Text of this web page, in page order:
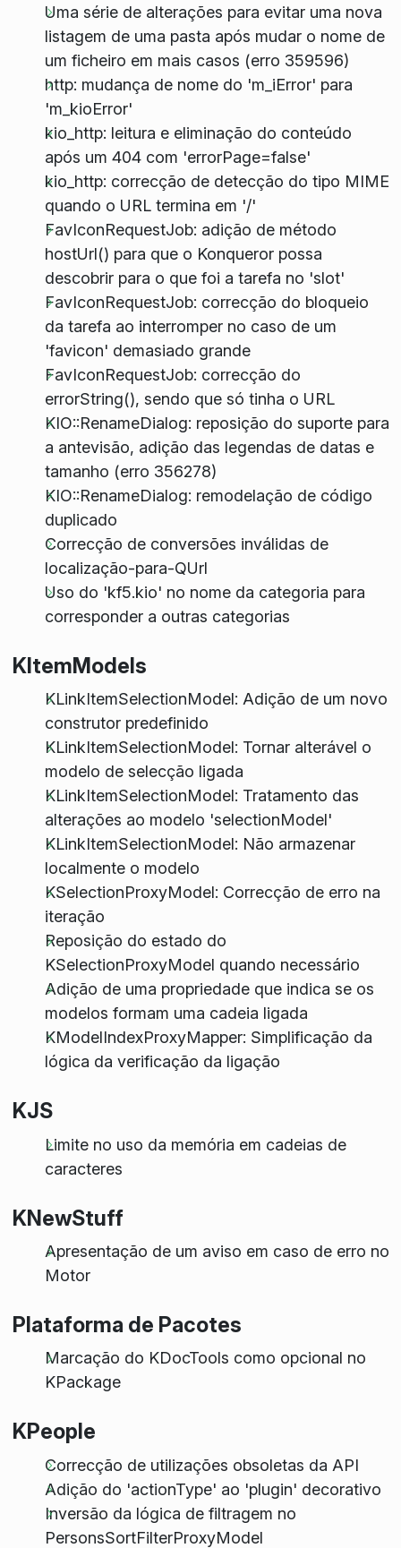
Uma série de alterações para evitar uma nova
listagem de uma pasta após mudar o nome de
um ficheiro em mais casos (erro 359596)
http: mudança de nome do 'm_iError' para
'm_kioError'
kio_http: leitura e eliminação do conteúdo
após um 404 com 'errorPage=false'
kio_http: correcção de detecção do tipo MIME
quando o URL termina em '/'
FavIconRequestJob: adição de método
hostUrl() para que o Konqueror possa
descobrir para o que foi a tarefa no 'slot'
FavIconRequestJob: correcção do bloqueio
da tarefa ao interromper no caso de um
'favicon' demasiado grande
FavIconRequestJob: correcção do
errorString(), sendo que só tinha o URL
KIO::RenameDialog: reposição do suporte para
a antevisão, adição das legendas de datas e
tamanho (erro 356278)
KIO::RenameDialog: remodelação de código
duplicado
Correcção de conversões inválidas de
localização-para-QUrl
Uso do 'kf5.kio' no nome da categoria para
corresponder a outras categorias
KItemModels
KLinkItemSelectionModel: Adição de um novo
construtor predefinido
KLinkItemSelectionModel: Tornar alterável o
modelo de selecção ligada
KLinkItemSelectionModel: Tratamento das
alterações ao modelo 'selectionModel'
KLinkItemSelectionModel: Não armazenar
localmente o modelo
KSelectionProxyModel: Correcção de erro na
iteração
Reposição do estado do
KSelectionProxyModel quando necessário
Adição de uma propriedade que indica se os
modelos formam uma cadeia ligada
KModelIndexProxyMapper: Simplificação da
lógica da verificação da ligação
KJS
Limite no uso da memória em cadeias de
caracteres
KNewStuff
Apresentação de um aviso em caso de erro no
Motor
Plataforma de Pacotes
Marcação do KDocTools como opcional no
KPackage
KPeople
Correcção de utilizações obsoletas da API
Adição do 'actionType' ao 'plugin' decorativo
Inversão da lógica de filtragem no
PersonsSortFilterProxyModel